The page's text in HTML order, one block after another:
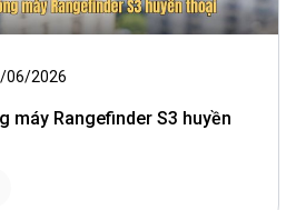
06/2026
máy Rangefinder S3 huyền